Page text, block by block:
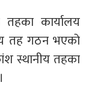
कार्यालय
तह गठन भएको
स्थानीय तहका